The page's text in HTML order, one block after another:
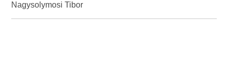
Nagysolymosi Tibor